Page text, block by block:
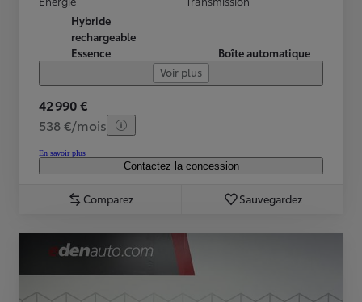
Hybride
rechargeable
Essence
Boîte automatique
Voir plus
42 990 €
538 €/mois
En savoir plus
Contactez la concession
Comparez Sauvegardez